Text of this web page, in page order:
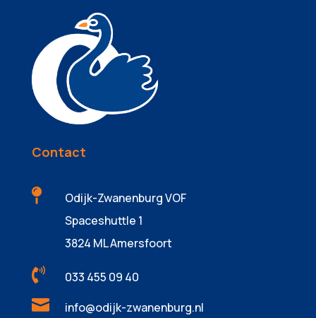
Contact

Odijk-Zwanenburg VOF
Spaceshuttle 1
3824 ML Amersfoort
 033 455 09 40
 info@odijk-zwanenburg.nl